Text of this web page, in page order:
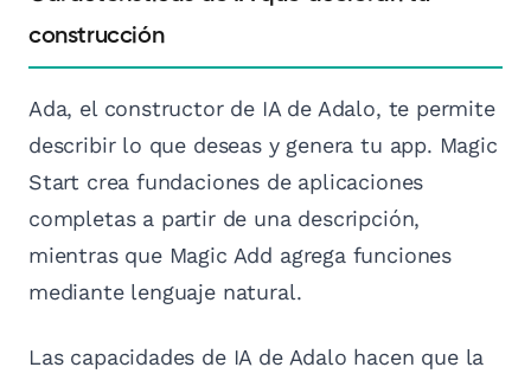
construcción
Ada, el constructor de IA de Adalo, te permite
describir lo que deseas y genera tu app. Magic
Start crea fundaciones de aplicaciones
completas a partir de una descripción,
mientras que Magic Add agrega funciones
mediante lenguaje natural.
Las capacidades de IA de Adalo hacen que la